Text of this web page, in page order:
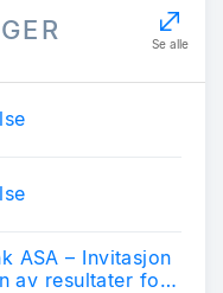
Se alle
ASA – Invitasjon
av resultater for